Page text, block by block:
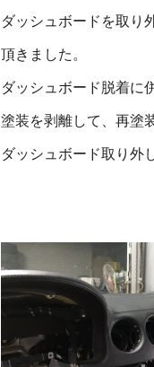
ダッシュボードを取り
頂きました。
ダッシュボード脱着に
塗装を剥離して、再塗
ダッシュボード取り外